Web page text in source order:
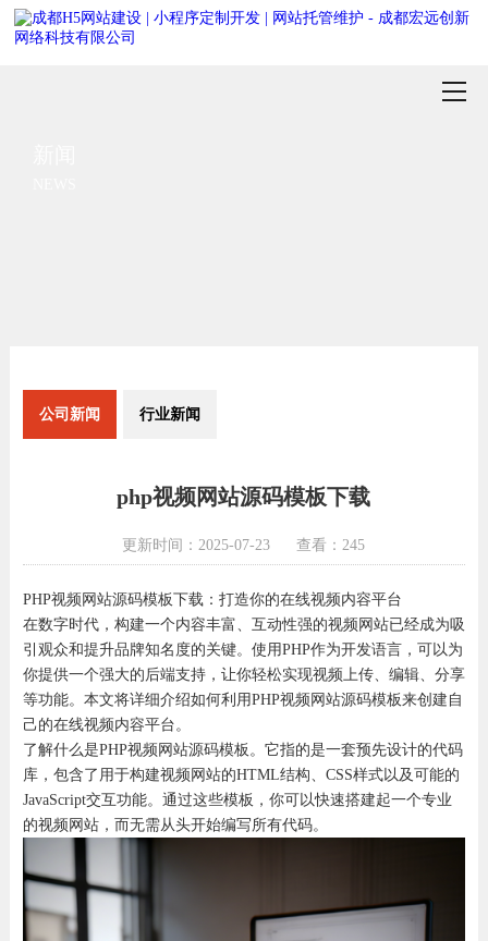
公司新闻 行业新闻
php视频网站源码模板下载
更新时间：2025-07-23 查看：245
PHP视频网站源码模板下载：打造你的在线视频内容平台
在数字时代，构建一个内容丰富、互动性强的视频网站已经成为吸
引观众和提升品牌知名度的关键。使用PHP作为开发语言，可以为
你提供一个强大的后端支持，让你轻松实现视频上传、编辑、分享
等功能。本文将详细介绍如何利用PHP视频网站源码模板来创建自
己的在线视频内容平台。
了解什么是PHP视频网站源码模板。它指的是一套预先设计的代码
库，包含了用于构建视频网站的HTML结构、CSS样式以及可能的
JavaScript交互功能。通过这些模板，你可以快速搭建起一个专业
的视频网站，而无需从头开始编写所有代码。